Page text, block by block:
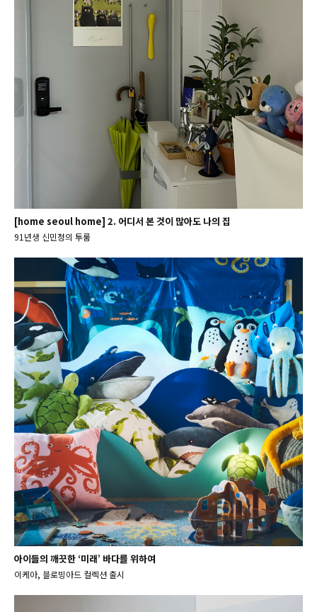
[home seoul home] 2. 어디서 본 것이 많아도 나의 집
91년생 신민정의 투룸
아이들의 깨끗한 ‘미래’ 바다를 위하여
이케아, 블로빙아드 컬렉션 출시